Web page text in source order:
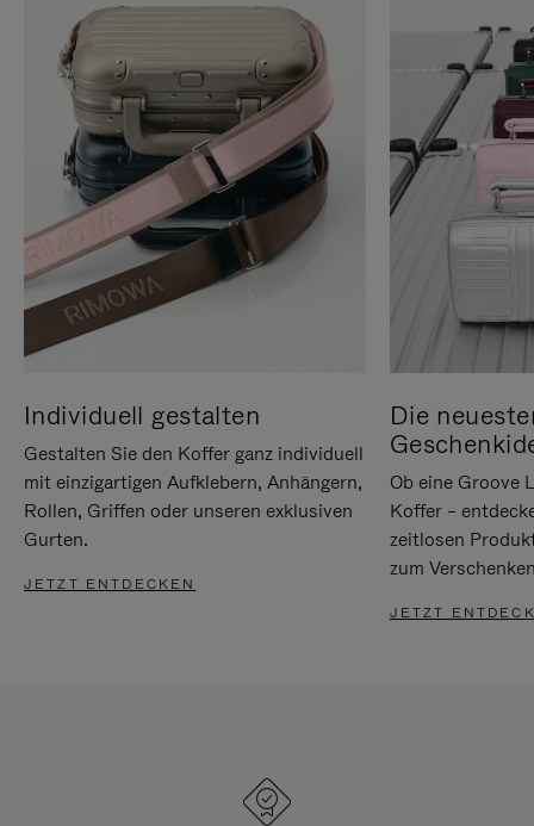
Individuell gestalten
Gestalten Sie den Koffer ganz individuell
mit einzigartigen Aufklebern, Anhängern,
Rollen, Griffen oder unseren exklusiven
Gurten.
JETZT ENTDECKEN
Die
Ob eine Groove
Koffer –
zeitlosen
zum
JETZT